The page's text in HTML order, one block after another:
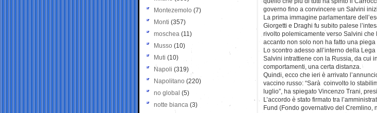
governo fino a convincere un Salvini
La prima immagine parlamentare
Giorgetti e Draghi fu subito palese
rivolto polemicamente verso Salvini
accanto non solo non ha fatto una
Lo scontro adesso all’interno della
Salvini intrattiene con la Russia, da cui
comportamenti, una certa distanza.
Quindi, ecco che ieri è arrivato
vaccino russo: “Sarà coinvolto lo
luglio”, ha spiegato Vincenzo Trani,
L’accordo è stato firmato tra
Fund (Fondo governativo del Cremlino,
Montezemolo (7)
Monti (357)
moschea (11)
Musso (10)
Muti (10)
Napoli (319)
Napolitano (220)
no global (5)
notte bianca (3)